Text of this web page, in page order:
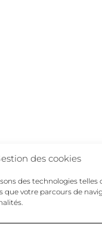
des cookies
des technologies telles
votre parcours de